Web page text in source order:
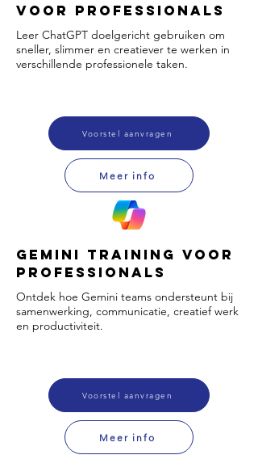
voor Professionals
Leer ChatGPT doelgericht gebruiken om
sneller, slimmer en creatiever te werken in
verschillende professionele taken.
Voorstel aanvragen
Meer info
Gemini Training voor
professionals
Ontdek hoe Gemini teams ondersteunt bij
samenwerking, communicatie, creatief werk
en productiviteit.
Voorstel aanvragen
Meer info